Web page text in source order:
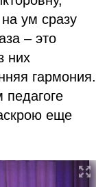
ум сразу
– это
них
гармония.
педагоге
еще